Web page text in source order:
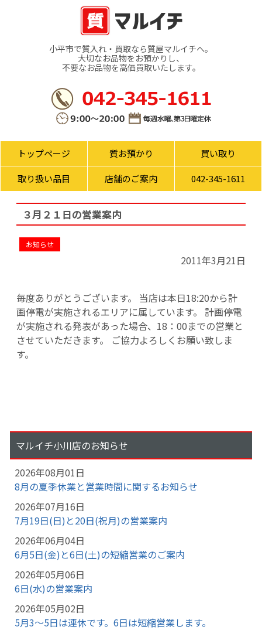
小平市で質入れ・買取なら質屋マルイチへ。
大切なお品物をお預かりし、
不要なお品物を高価買取いたします。
トップページ 質お預かり 買い取り
取り扱い品目 店舗のご案内 042-345-1611
３月２１日の営業案内
お知らせ
2011年3月21日
毎度ありがとうございます。 当店は本日18:20から計
画停電が実施されるエリアに属しています。 計画停電
が実施される発表があった場合、18：00までの営業と
させていただきます。 ご協力よろしくお願い致しま
す。
マルイチ小川店のお知らせ
2026年08月01日
8月の夏季休業と営業時間に関するお知らせ
2026年07月16日
7月19日(日)と20日(祝月)の営業案内
2026年06月04日
6月5日(金)と6日(土)の短縮営業のご案内
2026年05月06日
6日(水)の営業案内
2026年05月02日
5月3～5日は連休です。6日は短縮営業します。